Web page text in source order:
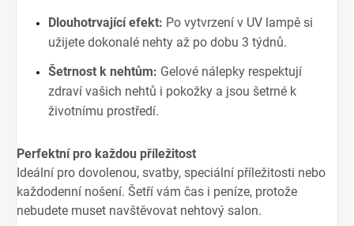
Dlouhotrvající efekt: Po vytvrzení v UV lampě si
užijete dokonalé nehty až po dobu 3 týdnů.
Šetrnost k nehtům: Gelové nálepky respektují
zdraví vašich nehtů i pokožky a jsou šetrné k
životnímu prostředí.
Perfektní pro každou příležitost
Ideální pro dovolenou, svatby, speciální příležitosti nebo
každodenní nošení. Šetří vám čas i peníze, protože
nebudete muset navštěvovat nehtový salon.